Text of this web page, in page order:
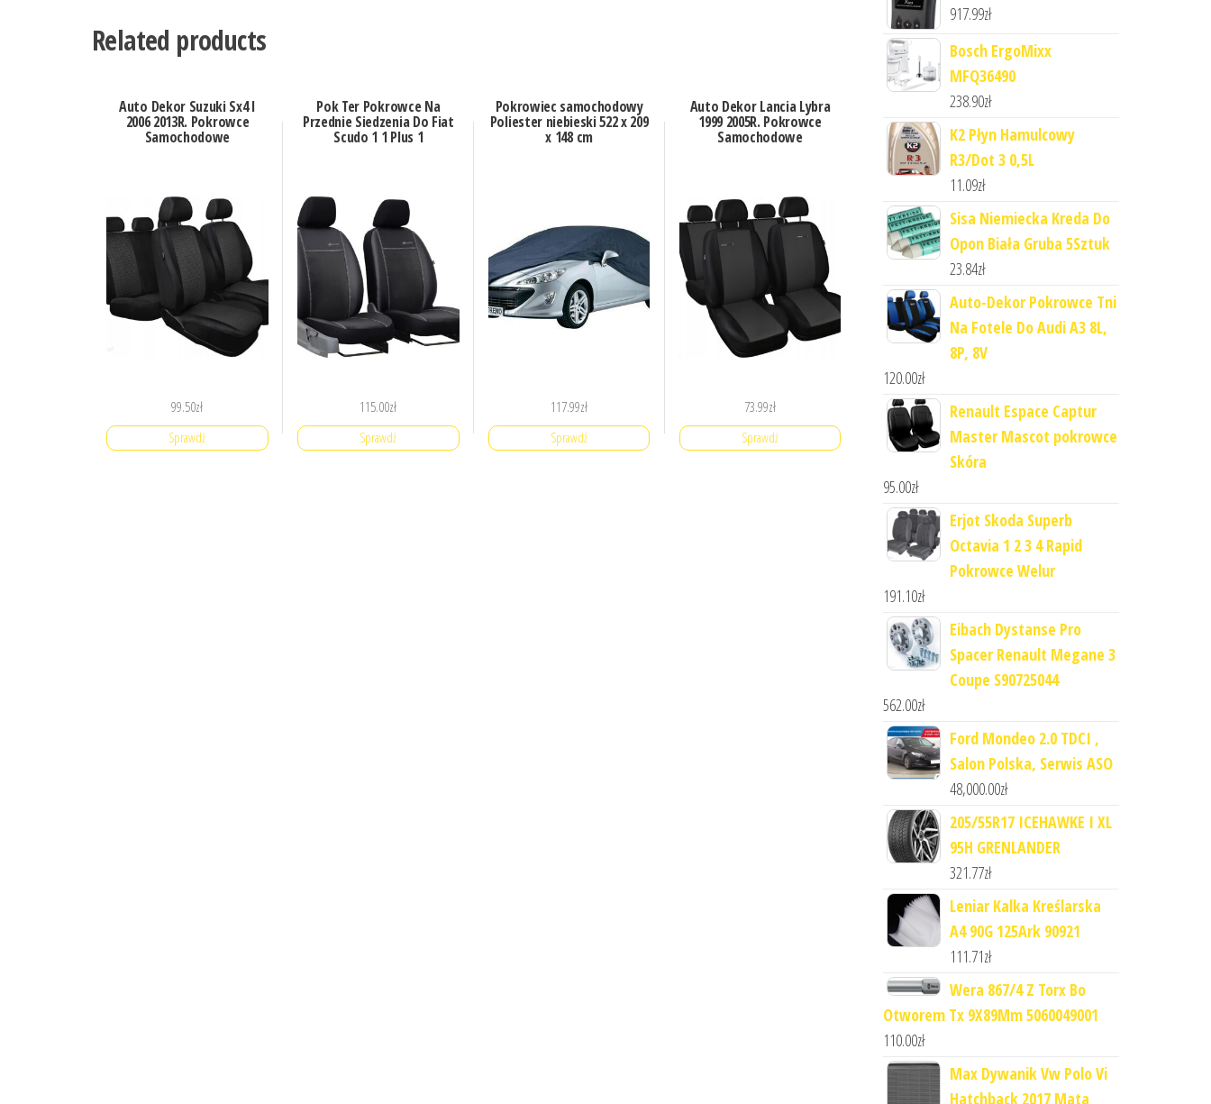
Related products
Auto Dekor Suzuki Sx4 I
2006 2013R. Pokrowce
Samochodowe
99.50zł
Sprawdź
Pok Ter Pokrowce Na
Przednie Siedzenia Do Fiat
Scudo 1 1 Plus 1
115.00zł
Sprawdź
Pokrowiec samochodowy
Poliester niebieski 522 x 209
x 148 cm
117.99zł
Sprawdź
Auto Dekor Lancia Lybra
1999 2005R. Pokrowce
Samochodowe
73.99zł
Sprawdź
917.99zł
Bosch ErgoMixx
MFQ36490
238.90zł
K2 Płyn Hamulcowy
R3/Dot 3 0,5L
11.09zł
Sisa Niemiecka Kreda Do
Opon Biała Gruba 5Sztuk
23.84zł
Auto-Dekor Pokrowce Tni
Na Fotele Do Audi A3 8L,
8P, 8V
120.00zł
Renault Espace Captur
Master Mascot pokrowce
Skóra
95.00zł
Erjot Skoda Superb
Octavia 1 2 3 4 Rapid
Pokrowce Welur
191.10zł
Eibach Dystanse Pro
Spacer Renault Megane 3
Coupe S90725044
562.00zł
Ford Mondeo 2.0 TDCI ,
Salon Polska, Serwis ASO
48,000.00zł
205/55R17 ICEHAWKE I XL
95H GRENLANDER
321.77zł
Leniar Kalka Kreślarska
A4 90G 125Ark 90921
111.71zł
Wera 867/4 Z Torx Bo
Otworem Tx 9X89Mm 5060049001
110.00zł
Max Dywanik Vw Polo Vi
Hatchback 2017 Mata